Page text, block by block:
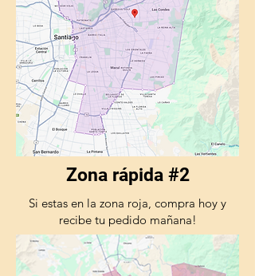
Zona rápida #2
Si estas en la zona roja, compra hoy y
recibe tu pedido mañana!